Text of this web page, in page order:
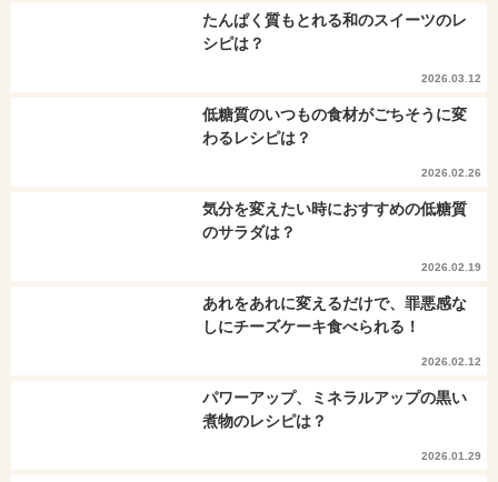
たんぱく質もとれる和のスイーツのレ
シピは？
2026.03.12
低糖質のいつもの食材がごちそうに変
わるレシピは？
2026.02.26
気分を変えたい時におすすめの低糖質
のサラダは？
2026.02.19
あれをあれに変えるだけで、罪悪感な
しにチーズケーキ食べられる！
2026.02.12
パワーアップ、ミネラルアップの黒い
煮物のレシピは？
2026.01.29